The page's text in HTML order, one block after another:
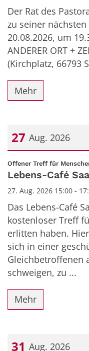
Der Rat des
zu seiner
20.08.2026, um
ANDERER ORT +
(Kirchplatz, 66793
Mehr
27 Aug. 2026
Datum: 27. August
Offener Treff für
Lebens-Café
27. Aug. 2026 15:00 -
Das Lebens-Café
kostenloser Treff
erlitten haben.
sich in einer
Gleichbetroffenen
schweigen, zu ...
Mehr
31 Aug. 2026